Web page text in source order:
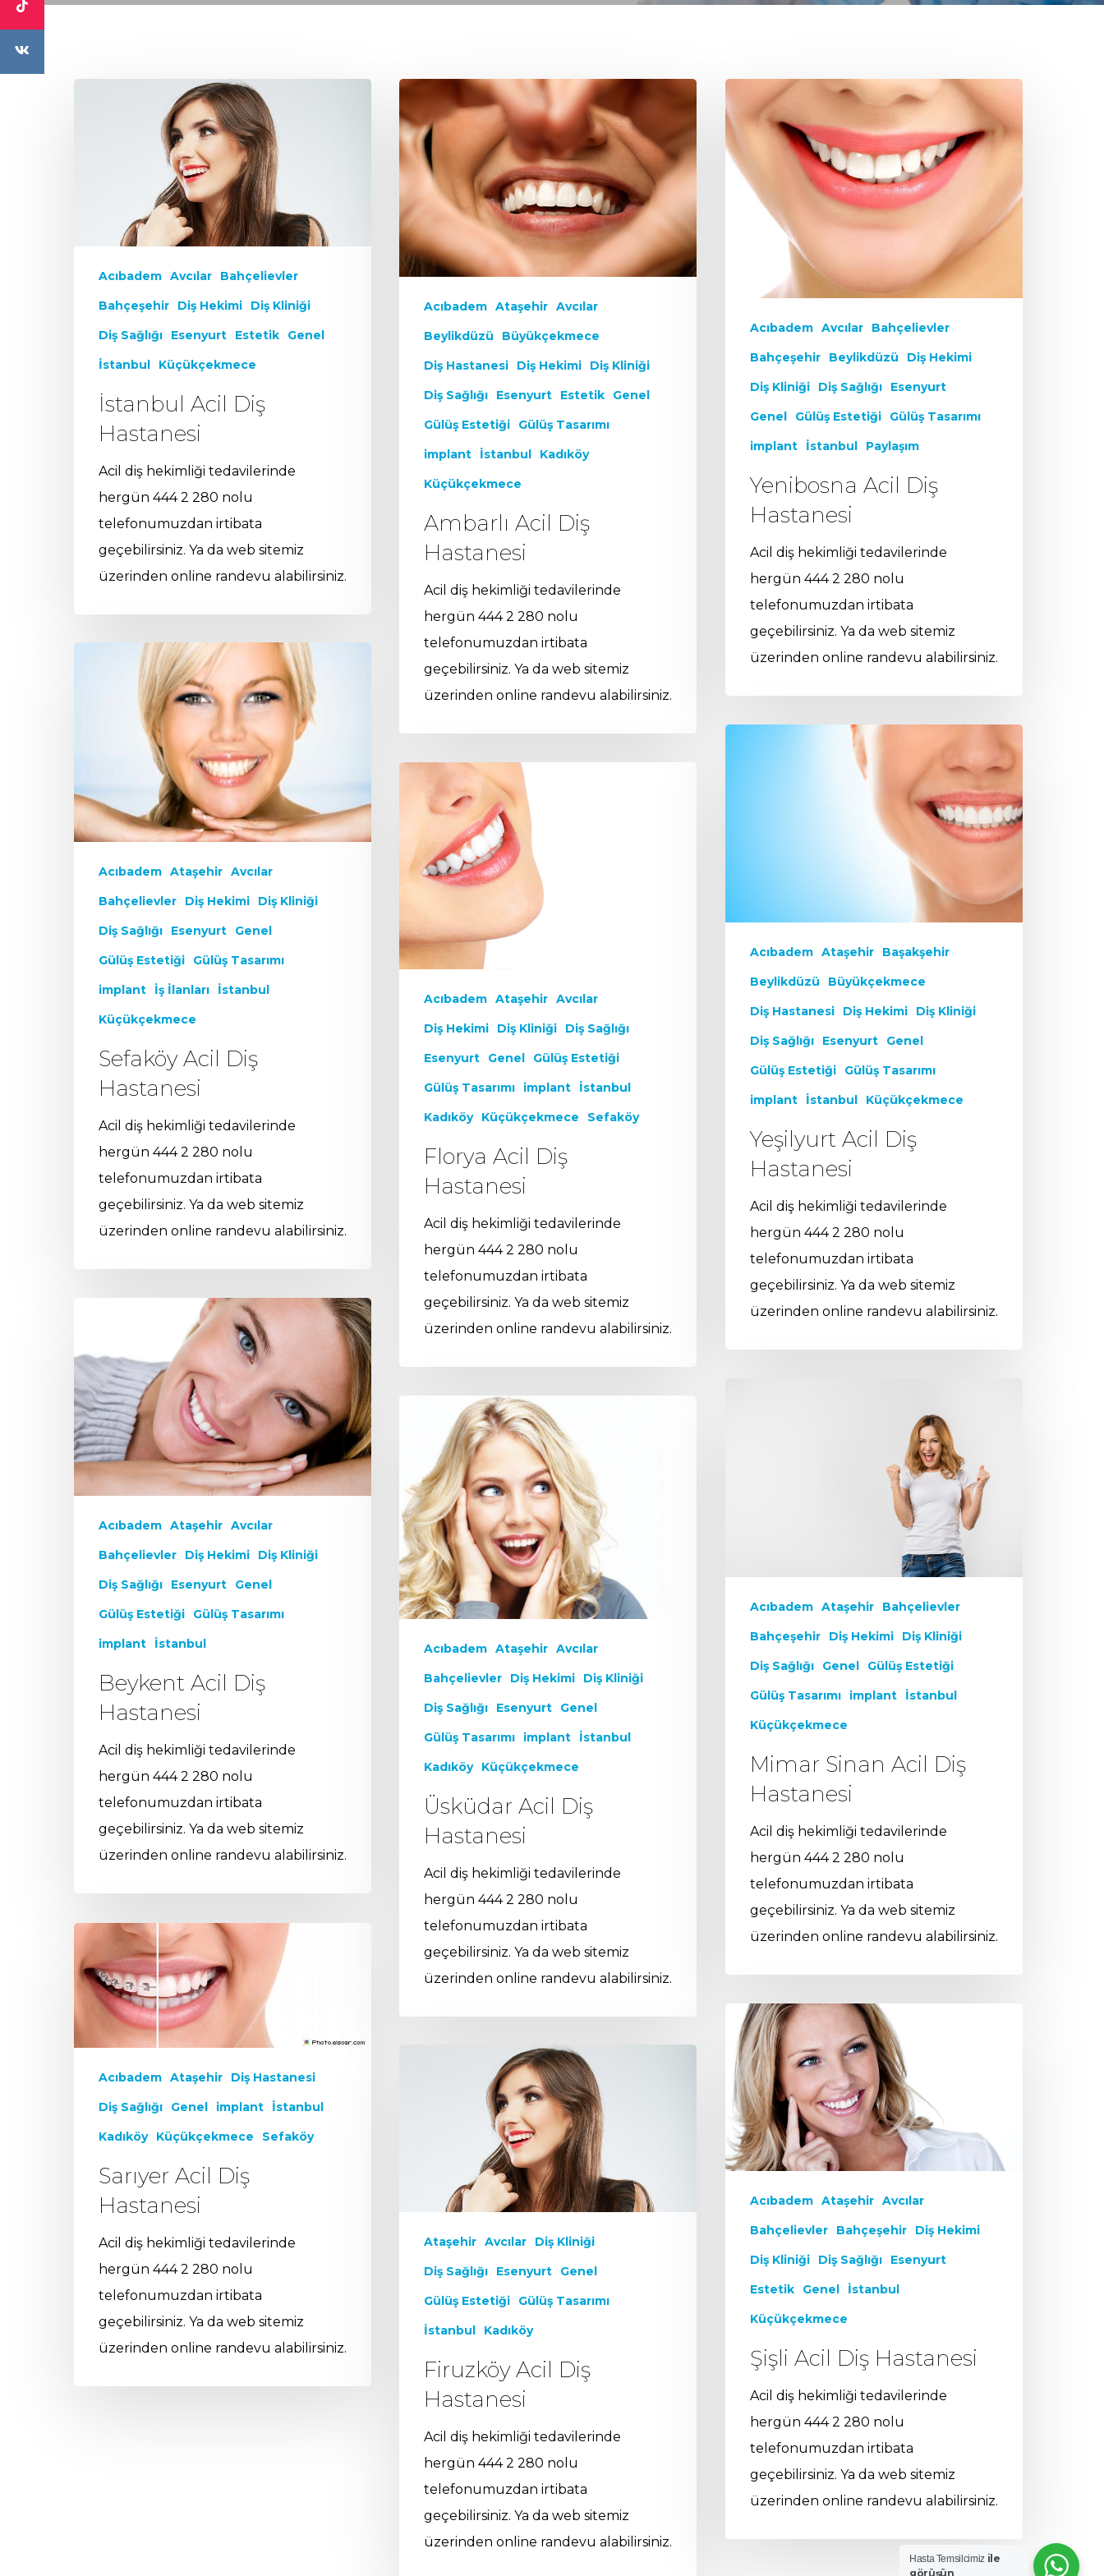
Acıbadem Avcılar
Bahçelievler
Bahçeşehir
Diş Hekimi
Diş Kliniği
Diş Sağlığı
Esenyurt Estetik
Genel
İstanbul
Küçükçekmece
İstanbul Acil Diş
Hastanesi
Acil diş hekimliği tedavilerinde
hergün 444 2 280 nolu
telefonumuzdan irtibata
geçebilirsiniz. Ya da web sitemiz
üzerinden online randevu alabilirsiniz.
Acıbadem Ataşehir Avcılar
Beylikdüzü
Büyükçekmece
Diş Hastanesi
Diş Hekimi
Diş Kliniği
Diş Sağlığı
Esenyurt Estetik
Genel
Gülüş Estetiği
Gülüş Tasarımı
implant
İstanbul
Kadıköy
Küçükçekmece
Ambarlı Acil Diş
Hastanesi
Acil diş hekimliği tedavilerinde
hergün 444 2 280 nolu
telefonumuzdan irtibata
geçebilirsiniz. Ya da web sitemiz
üzerinden online randevu alabilirsiniz.
Acıbadem Avcılar
Bahçelievler
Bahçeşehir
Beylikdüzü
Diş Hekimi
Diş Kliniği
Diş Sağlığı
Esenyurt
Genel
Gülüş Estetiği
Gülüş Tasarımı
implant
İstanbul Paylaşım
Yenibosna Acil Diş
Hastanesi
Acil diş hekimliği tedavilerinde
hergün 444 2 280 nolu
telefonumuzdan irtibata
geçebilirsiniz. Ya da web sitemiz
üzerinden online randevu alabilirsiniz.
Acıbadem Ataşehir Avcılar
Bahçelievler
Diş Hekimi
Diş Kliniği
Diş Sağlığı
Esenyurt
Genel
Gülüş Estetiği
Gülüş Tasarımı
implant
İş İlanları
İstanbul
Küçükçekmece
Sefaköy Acil Diş
Hastanesi
Acil diş hekimliği tedavilerinde
hergün 444 2 280 nolu
telefonumuzdan irtibata
geçebilirsiniz. Ya da web sitemiz
üzerinden online randevu alabilirsiniz.
Acıbadem Ataşehir
Başakşehir
Beylikdüzü
Büyükçekmece
Diş Hastanesi
Diş Hekimi
Diş Kliniği
Diş Sağlığı
Esenyurt
Genel
Gülüş Estetiği
Gülüş Tasarımı
implant
İstanbul Küçükçekmece
Yeşilyurt Acil Diş
Hastanesi
Acil diş hekimliği tedavilerinde
hergün 444 2 280 nolu
telefonumuzdan irtibata
geçebilirsiniz. Ya da web sitemiz
üzerinden online randevu alabilirsiniz.
Acıbadem Ataşehir Avcılar
Diş Hekimi
Diş Kliniği
Diş Sağlığı
Esenyurt
Genel
Gülüş Estetiği
Gülüş Tasarımı
implant
İstanbul
Kadıköy
Küçükçekmece Sefaköy
Florya Acil Diş
Hastanesi
Acil diş hekimliği tedavilerinde
hergün 444 2 280 nolu
telefonumuzdan irtibata
geçebilirsiniz. Ya da web sitemiz
üzerinden online randevu alabilirsiniz.
Acıbadem Ataşehir Avcılar
Bahçelievler
Diş Hekimi
Diş Kliniği
Diş Sağlığı
Esenyurt
Genel
Gülüş Estetiği
Gülüş Tasarımı
implant
İstanbul
Beykent Acil Diş
Hastanesi
Acil diş hekimliği tedavilerinde
hergün 444 2 280 nolu
telefonumuzdan irtibata
geçebilirsiniz. Ya da web sitemiz
üzerinden online randevu alabilirsiniz.
Acıbadem Ataşehir
Bahçelievler
Bahçeşehir
Diş Hekimi
Diş Kliniği
Diş Sağlığı
Genel
Gülüş Estetiği
Gülüş Tasarımı
implant
İstanbul
Küçükçekmece
Mimar Sinan Acil Diş
Hastanesi
Acil diş hekimliği tedavilerinde
hergün 444 2 280 nolu
telefonumuzdan irtibata
geçebilirsiniz. Ya da web sitemiz
üzerinden online randevu alabilirsiniz.
Acıbadem Ataşehir Avcılar
Bahçelievler
Diş Hekimi
Diş Kliniği
Diş Sağlığı
Esenyurt
Genel
Gülüş Tasarımı
implant
İstanbul
Kadıköy
Küçükçekmece
Üsküdar Acil Diş
Hastanesi
Acil diş hekimliği tedavilerinde
hergün 444 2 280 nolu
telefonumuzdan irtibata
geçebilirsiniz. Ya da web sitemiz
üzerinden online randevu alabilirsiniz.
Acıbadem Ataşehir
Diş Hastanesi
Diş Sağlığı
Genel implant
İstanbul
Kadıköy
Küçükçekmece Sefaköy
Sarıyer Acil Diş
Hastanesi
Acil diş hekimliği tedavilerinde
hergün 444 2 280 nolu
telefonumuzdan irtibata
geçebilirsiniz. Ya da web sitemiz
üzerinden online randevu alabilirsiniz.
Acıbadem Ataşehir Avcılar
Bahçelievler
Bahçeşehir
Diş Hekimi
Diş Kliniği
Diş Sağlığı
Esenyurt
Estetik
Genel
İstanbul
Küçükçekmece
Şişli Acil Diş Hastanesi
Acil diş hekimliği tedavilerinde
hergün 444 2 280 nolu
telefonumuzdan irtibata
geçebilirsiniz. Ya da web sitemiz
üzerinden online randevu alabilirsiniz.
Ataşehir Avcılar
Diş Kliniği
Diş Sağlığı
Esenyurt
Genel
Gülüş Estetiği
Gülüş Tasarımı
İstanbul
Kadıköy
Firuzköy Acil Diş
Hastanesi
Acil diş hekimliği tedavilerinde
hergün 444 2 280 nolu
telefonumuzdan irtibata
geçebilirsiniz. Ya da web sitemiz
üzerinden online randevu alabilirsiniz.
Hasta Temsilcimiz ile
görüşün